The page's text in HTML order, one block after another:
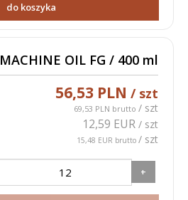
do koszyka
MACHINE OIL FG / 400 ml
56,53 PLN/ szt
69,53 PLN brutto/ szt
12,59 EUR/ szt
15,48 EUR brutto/ szt
+